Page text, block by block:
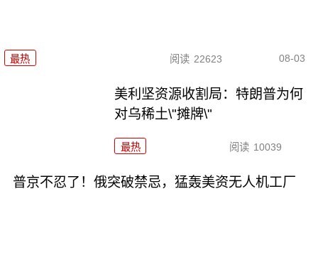
最热 阅读 22623 08-03
美利坚资源收割局：特朗普为何
对乌稀土\"摊牌\"
最热 阅读 10039
普京不忍了！俄突破禁忌，猛轰美资无人机工厂